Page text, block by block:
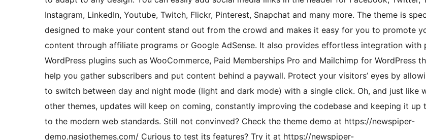
Instagram, LinkedIn, Youtube, Twitch, Flickr, Pinterest, Snapchat and many more. The theme is
designed to make your content stand out from the crowd and makes it easy for you to promote
content through affiliate programs or Google AdSense. It also provides effortless integration with
WordPress plugins such as WooCommerce, Paid Memberships Pro and Mailchimp for WordPress
help you gather subscribers and put content behind a paywall. Protect your visitors’ eyes by
to switch between day and night mode (light and dark mode) with a single click. Oh, and just like
other themes, updates will keep on coming, constantly improving the codebase and keeping it up
to the modern web standards. Still not convinved? Check the theme demo at https://newspiper-
demo.nasiothemes.com/ Curious to test its features? Try it at https://newspiper-